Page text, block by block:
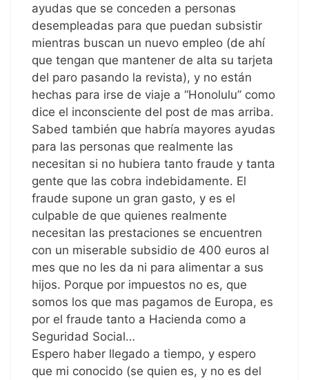
ayudas que se conceden a personas
desempleadas para que puedan subsistir
mientras buscan un nuevo empleo (de ahí
que tengan que mantener de alta su tarjeta
del paro pasando la revista), y no están
hechas para irse de viaje a “Honolulu” como
dice el inconsciente del post de mas arriba.
Sabed también que habría mayores ayudas
para las personas que realmente las
necesitan si no hubiera tanto fraude y tanta
gente que las cobra indebidamente. El
fraude supone un gran gasto, y es el
culpable de que quienes realmente
necesitan las prestaciones se encuentren
con un miserable subsidio de 400 euros al
mes que no les da ni para alimentar a sus
hijos. Porque por impuestos no es, que
somos los que mas pagamos de Europa, es
por el fraude tanto a Hacienda como a
Seguridad Social…
Espero haber llegado a tiempo, y espero
que mi conocido (se quien es, y no es del